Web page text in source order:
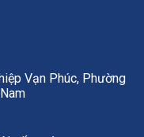
Vạn Phúc, Phường